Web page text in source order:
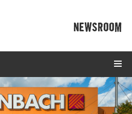
NEWSROOM